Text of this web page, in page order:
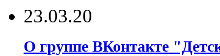
23.03.20
О группе ВКонтакте